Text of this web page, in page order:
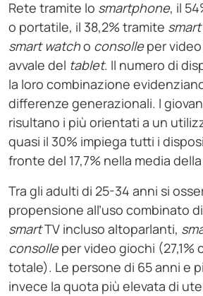
Rete tramite lo smartphone, il
o portatile, il 38,2% tramite smart
smart watcho consolleper video
avvale del tablet. Il numero di
la loro combinazione
differenze generazionali. I
risultano i più orientati a un
quasi il 30% impiega tutti i
fronte del 17,7% nella media
Tra gli adulti di 25-34 anni si
propensione all’uso combinato di
smartTV incluso altoparlanti,
consolleper video giochi (27,1%
totale). Le persone di 65 anni e
invece la quota più elevata di